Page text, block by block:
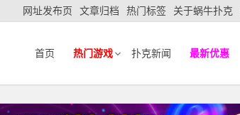
网址发布页 文章归档 热门标签 关于蜗牛扑克
首页 热门游戏 扑克新闻 最新优惠